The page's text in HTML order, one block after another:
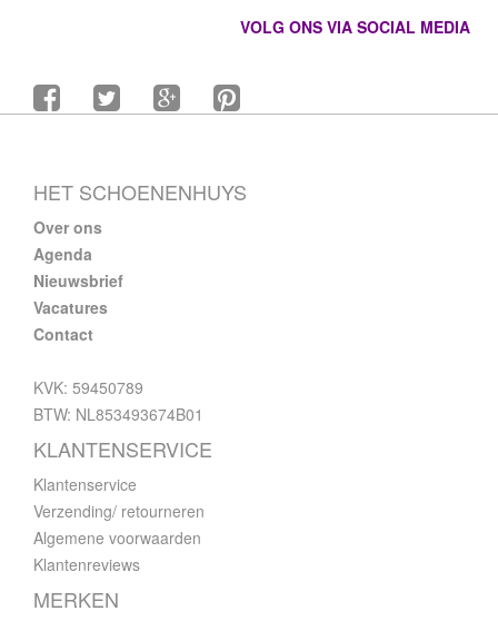
VOLG ONS VIA SOCIAL MEDIA
HET SCHOENENHUYS
Over ons
Agenda
Nieuwsbrief
Vacatures
Contact
KVK: 59450789
BTW: NL853493674B01
KLANTENSERVICE
Klantenservice
Verzending/ retourneren
Algemene voorwaarden
Klantenreviews
MERKEN